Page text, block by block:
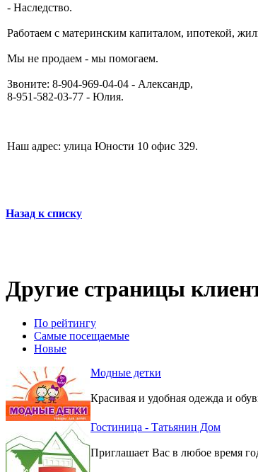
- Наследство.
Работаем с материнским капиталом, ипотекой,
Мы не продаем - мы помогаем.
Звоните: 8-904-969-04-04 - Александр,
8-951-582-03-77 - Юлия.
Наш адрес: улица Юности 10 офис 329.
Назад к списку
Другие страницы
По рейтингу
Самые посещаемые
Новые
Модные детки
Красивая и удобная одежда и
Гостиница - Татьянин Дом
Приглашает Вас в любое время